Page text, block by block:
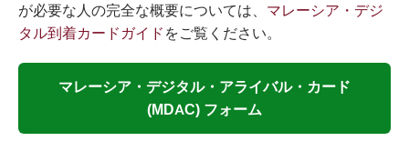
が必要な人の完全な概要については、 マレーシア・デジ
タル到着カードガイドをご覧ください。
マレーシア・デジタル・アライバル・カード
(MDAC) フォーム